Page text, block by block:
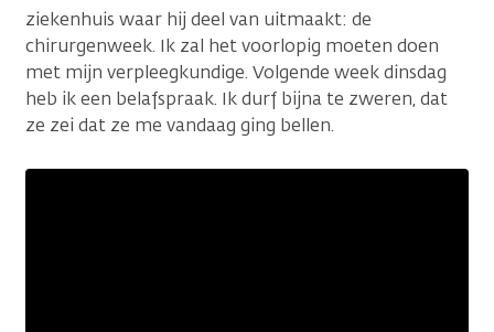
ziekenhuis waar hij deel van uitmaakt: de
chirurgenweek. Ik zal het voorlopig moeten doen
met mijn verpleegkundige. Volgende week dinsdag
heb ik een belafspraak. Ik durf bijna te zweren, dat
ze zei dat ze me vandaag ging bellen.